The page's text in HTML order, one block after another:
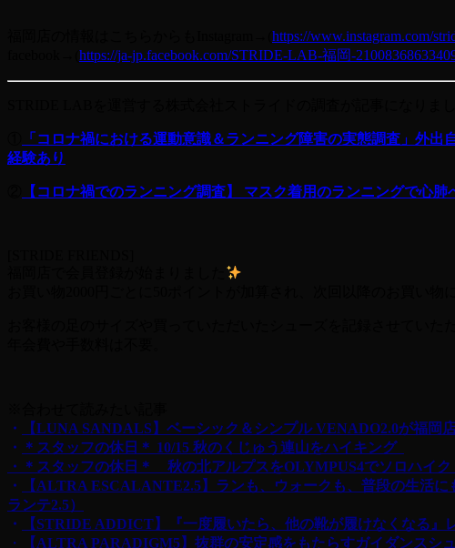
https://www.instagram.com/
https://ja-jp.facebook.com/STRIDE-LAB-福岡-
「コロナ禍における運動意識＆ランニング障害の実態調査」外
経験あり
【コロナ禍でのランニング調査】 マスク着用のランニングで心
・
【LUNA SANDALS】ベーシック＆シンプル VENADO2.0が福岡
・
＊スタッフの休日＊ 10/15 秋のくじゅう連山をハイキング
・＊スタッフの休日＊ 秋の北アルプスをOLYMPUS4でソロハイク
・
【ALTRA ESCALANTE2.5】ランも、ウォークも、普段の生活
ランテ2.5）
・
【STRIDE ADDICT】『一度履いたら、他の靴が履けなくなる』
・
【ALTRA PARADIGM5】抜群の安定感をもたらすガイダンスシ